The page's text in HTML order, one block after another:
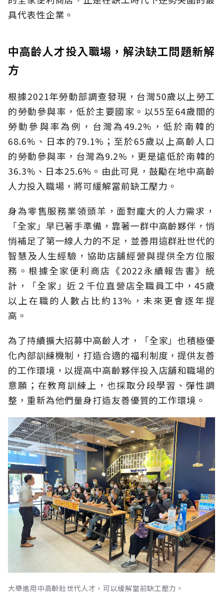
具代表性企業。
中高齡人才投入職場，解決缺工問題新解
方
根據2021年勞動部調查發現，台灣50歲以上勞工
的勞動參與率，低於主要國家。以55至64歲間的
勞動參與率為例，台灣為49.2%，低於南韓的
68.6%、日本的79.1%；至於65歲以上高齡人口
的勞動參與率，台灣為9.2%，更是遠低於南韓的
36.3%、日本25.6%。由此可見，鼓勵在地中高齡
人力投入職場，將可緩解當前缺工壓力。
身為零售服務業領頭羊，面對龐大的人力需求，
「全家」早已著手準備，靠著一群中高齡夥伴，悄
悄補足了第一線人力的不足，並善用這群壯世代的
智慧及人生經驗，協助店舖經營與提供全方位服
務。根據全家便利商店《2022永續報告書》統
計，「全家」近２千位直營店全職員工中，45歲
以上在職的人數占比約13%，未來更會逐年提
高。
為了持續擴大招募中高齡人才，「全家」也積極優
化內部訓練機制，打造合適的福利制度，提供友善
的工作環境，以提高中高齡夥伴投入店舖和職場的
意願；在教育訓練上，也採取分段學習、彈性調
整，重新為他們量身打造友善優質的工作環境。
大舉進用中高齡壯世代人才，可以緩解當前缺工壓力。